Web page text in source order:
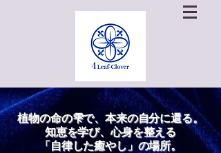
植物の命の雫で、本来の自分に還る。
知恵を学び、心身を整える
「自律した癒やし」の場所。